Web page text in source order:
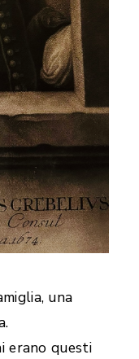
una
erano questi